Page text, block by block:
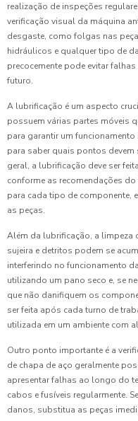
realização de inspeções
verificação visual da máquina
desgaste, como folgas nas
hidráulicos e qualquer tipo de
precocemente pode evitar
futuro.
A lubrificação é um aspecto
possuem várias partes móveis
para garantir um
para saber quais pontos devem
geral, a lubrificação deve ser
conforme as recomendações
para cada tipo de
as peças.
Além da lubrificação, a limpeza
sujeira e detritos podem se
interferindo no funcionamento
utilizando um pano seco e, se
que não danifiquem os
ser feita após cada turno de
utilizada em um ambiente com
Outro ponto importante é a
de chapa de aço geralmente
apresentar falhas ao longo do
cabos e fusíveis regularmente.
danos, substitua as peças